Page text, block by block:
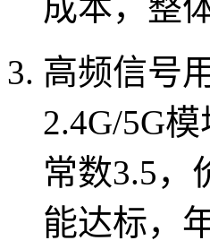
高频信号
2.4G/5G
常数3.5，
能达标，